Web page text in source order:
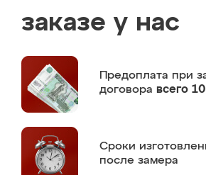
заказе у нас
Предоплата при
договора всего
Сроки
после замера